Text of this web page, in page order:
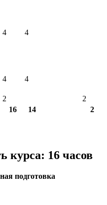
4 4
4 4
2
2
16 14 2
курса: 16 часов
подготовка